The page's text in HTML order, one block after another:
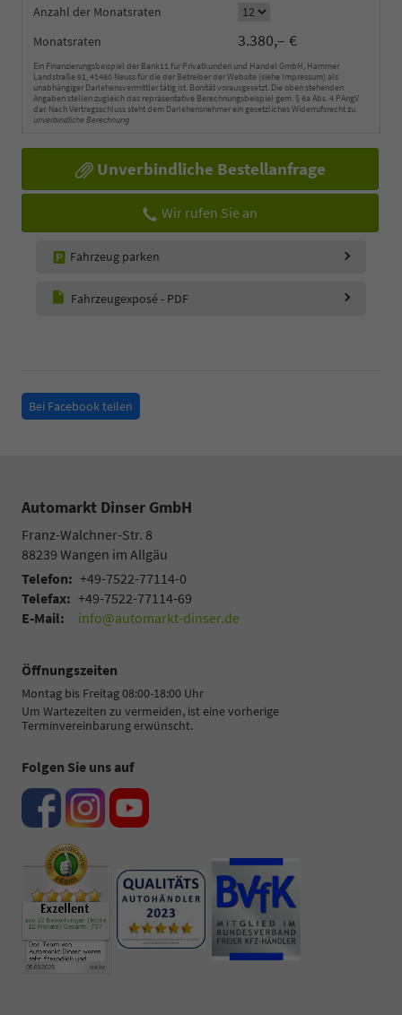
Anzahl der Monatsraten
Monatsraten
3.380,– €
Ein Finanzierungsbeispiel der Bank11 für Privatkunden und Handel GmbH, Hammer
Landstraße 91, 41460 Neuss für die der Betreiber der Website (siehe Impressum) als
unabhängiger Darlehensvermittler tätig ist. Bonität vorausgesetzt. Die oben stehenden
Angaben stellen zugleich das repräsentative Berechnungsbeispiel gem. § 6a Abs. 4 PAngV
dar. Nach Vertragsschluss steht dem Darlehensnehmer ein gesetzliches Widerrufsrecht zu.
unverbindliche Berechnung
Unverbindliche Bestellanfrage
Wir rufen Sie an
Fahrzeug parken
Fahrzeugexposé - PDF
Bei Facebook teilen
Automarkt Dinser GmbH
Franz-Walchner-Str. 8
88239 Wangen im Allgäu
Telefon: +49-7522-77114-0
Telefax: +49-7522-77114-69
E-Mail:
info@automarkt-dinser.de
Öffnungszeiten
Montag bis Freitag 08:00-18:00 Uhr
Um Wartezeiten zu vermeiden, ist eine vorherige
Terminvereinbarung erwünscht.
Folgen Sie uns auf